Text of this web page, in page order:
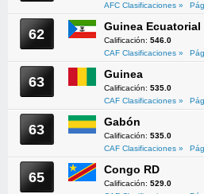
AFC Clasificaciones »
62 Guinea Ecuatorial
Calificación: 546.0
CAF Clasificaciones »
63 Guinea
Calificación: 535.0
CAF Clasificaciones »
63 Gabón
Calificación: 535.0
CAF Clasificaciones »
65 Congo RD
Calificación: 529.0